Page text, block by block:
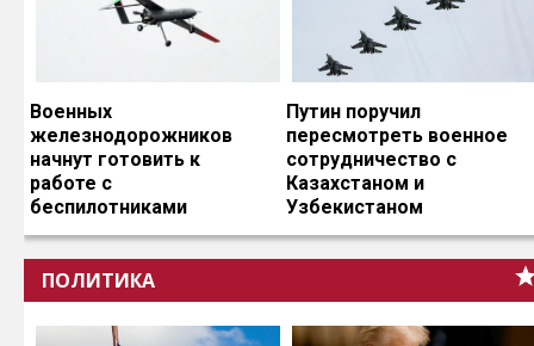
Военных
железнодорожников
начнут готовить к
работе с
беспилотниками
Путин поручил
пересмотреть военное
сотрудничество с
Казахстаном и
Узбекистаном
ПОЛИТИКА